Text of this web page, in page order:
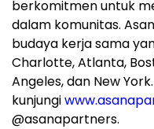
berkomitmen untuk
dalam komunitas.
budaya kerja sama
Charlotte, Atlanta,
Angeles, dan New
kunjungi
@asanapartners.